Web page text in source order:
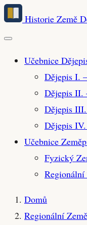
Přeskočit
hlavní
obsah
Historie Země
Učebnice
Dějepis I.
Dějepis II.
Dějepis
Dějepis
Učebnice
Fyzický
Regionální
Domů
Regionální